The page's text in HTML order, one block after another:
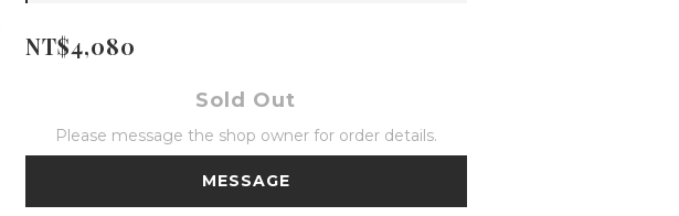
NT$4,080
Sold Out
Please message the shop owner for order details.
MESSAGE